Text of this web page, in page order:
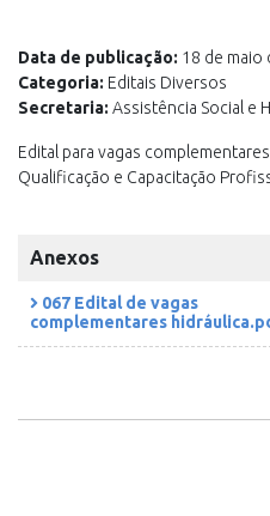
Data de publicação: 18 de maio
Categoria: Editais Diversos
Secretaria: Assistência Social e
Edital para vagas
Qualificação e Capacitação
Anexos
067 Edital de vagas
complementares